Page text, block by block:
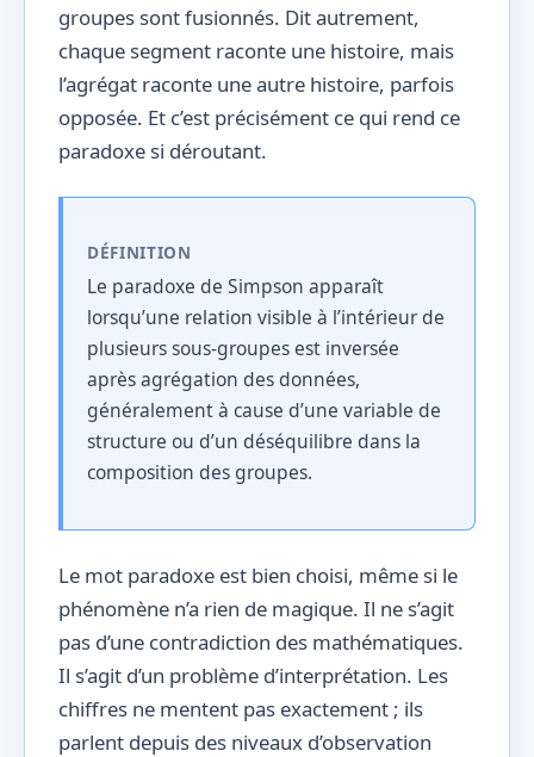
groupes sont fusionnés. Dit autrement,
chaque segment raconte une histoire, mais
l’agrégat raconte une autre histoire, parfois
opposée. Et c’est précisément ce qui rend ce
paradoxe si déroutant.
DÉFINITION
Le paradoxe de Simpson apparaît
lorsqu’une relation visible à l’intérieur de
plusieurs sous-groupes est inversée
après agrégation des données,
généralement à cause d’une variable de
structure ou d’un déséquilibre dans la
composition des groupes.
Le mot paradoxe est bien choisi, même si le
phénomène n’a rien de magique. Il ne s’agit
pas d’une contradiction des mathématiques.
Il s’agit d’un problème d’interprétation. Les
chiffres ne mentent pas exactement ; ils
parlent depuis des niveaux d’observation